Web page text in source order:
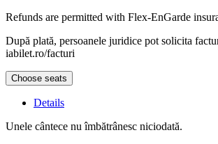
Refunds are permitted with Flex-EnGarde
După plată, persoanele juridice pot solicita
iabilet.ro/facturi
Choose seats
Details
Unele cântece nu îmbătrânesc niciodată.